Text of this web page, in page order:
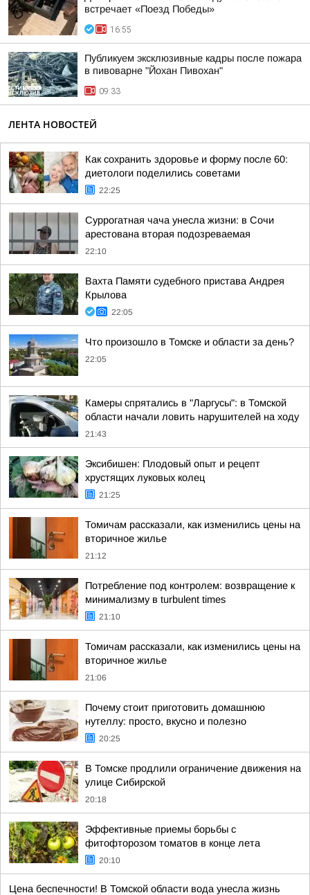
встречает «Поезд Победы»
16:55
Публикуем эксклюзивные кадры после пожара
в пивоварне "Йохан Пивохан"
09:33
ЛЕНТА НОВОСТЕЙ
Как сохранить здоровье и форму после 60:
диетологи поделились советами
22:25
Суррогатная чача унесла жизни: в Сочи
арестована вторая подозреваемая
22:10
Вахта Памяти судебного пристава Андрея
Крылова
22:05
Что произошло в Томске и области за день?
22:05
Камеры спрятались в "Ларгусы": в Томской
области начали ловить нарушителей на ходу
21:43
Эксибишен: Плодовый опыт и рецепт
хрустящих луковых колец
21:25
Томичам рассказали, как изменились цены на
вторичное жилье
21:12
Потребление под контролем: возвращение к
минимализму в turbulent times
21:10
Томичам рассказали, как изменились цены на
вторичное жилье
21:06
Почему стоит приготовить домашнюю
нутеллу: просто, вкусно и полезно
20:25
В Томске продлили ограничение движения на
улице Сибирской
20:18
Эффективные приемы борьбы с
фитофторозом томатов в конце лета
20:10
Цена беспечности! В Томской области вода унесла жизнь